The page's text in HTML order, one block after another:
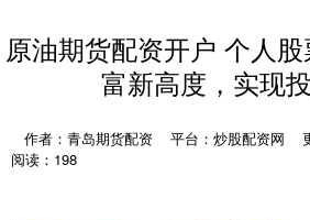
原油期货配资开户 个人
富新高度，实现
作者：青岛期货配资 平台：炒股配资网
阅读：198